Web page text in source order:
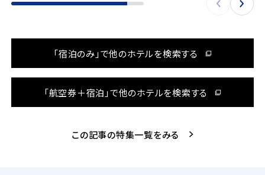
「宿泊のみ」で他のホテルを検索する
「航空券＋宿泊」で他のホテルを検索する
この記事の特集一覧をみる